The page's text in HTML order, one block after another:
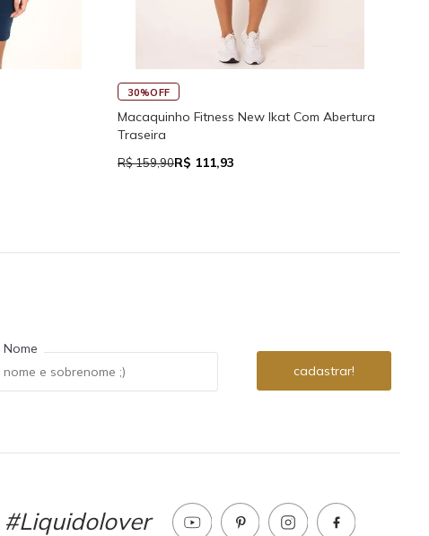
30%OFF
Macaquinho Fitness New Ikat Com Abertura
Traseira
R$ 159,90R$ 111,93
Nome
#Liquidolover